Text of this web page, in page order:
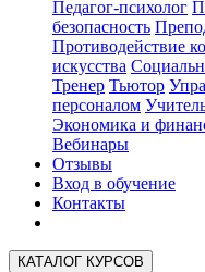
Педагог-психолог
безопасность
Противодействие
искусства
Тренер Тьютор
персоналом
Экономика и
Вебинары
Отзывы
Вход в обучение
Контакты
КАТАЛОГ КУРСОВ